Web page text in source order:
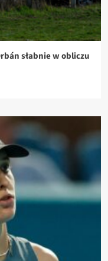
słabnie w obliczu